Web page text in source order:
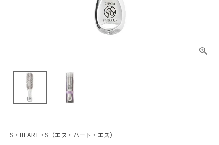
S・HEART・S（エス・ハート・エス）